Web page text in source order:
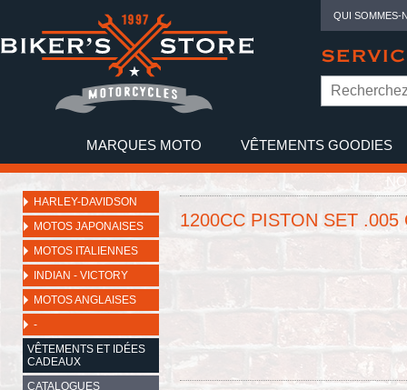
QUI SOMMES-
MARQUES MOTO VÊTEMENTS GOODIES
HARLEY-DAVIDSON
MOTOS JAPONAISES
MOTOS ITALIENNES
INDIAN - VICTORY
MOTOS ANGLAISES
-
VÊTEMENTS ET IDÉES
CADEAUX
CATALOGUES
1200CC PISTON SET .005